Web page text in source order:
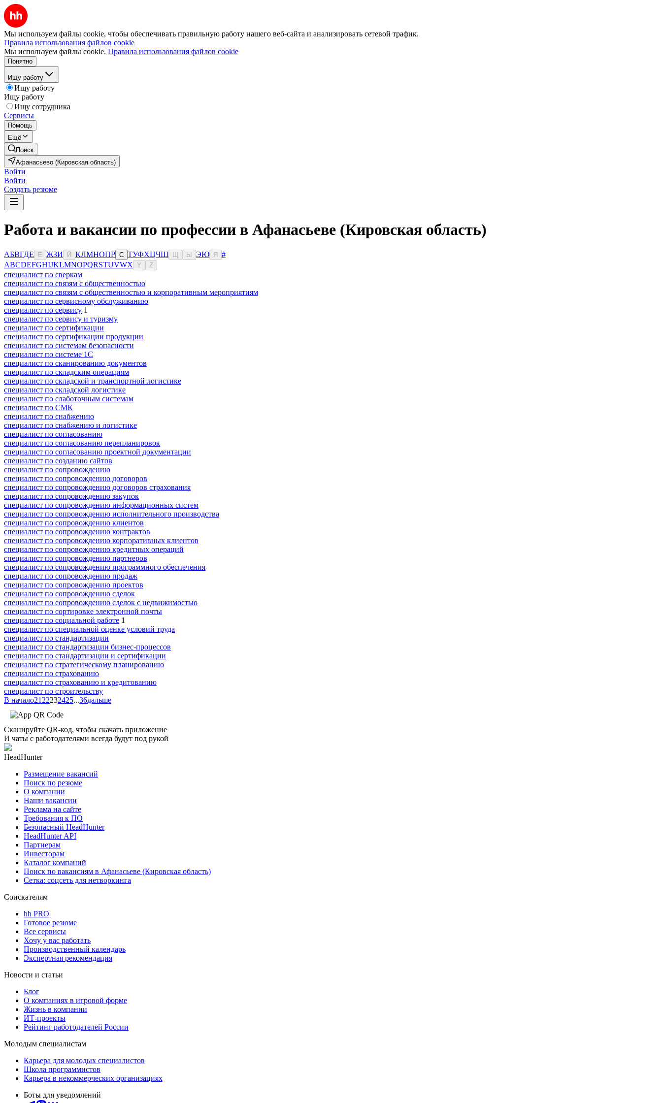
Мы используем файлы cookie, чтобы обеспечивать правильную работу нашего веб-сайта и анализировать сетевой трафик.
Правила использования файлов cookie
Мы используем файлы cookie. Правила использования файлов cookie
Понятно
Ищу работу
Ищу работу
Ищу работу
Ищу сотрудника
Сервисы
Помощь
Ещё
Поиск
Афанасьево (Кировская область)
Войти
Войти
Создать резюме
Работа и вакансии по профессии в Афанасьеве (Кировская область)
АБВГДЕ Ё ЖЗИ Й КЛМНОПР С ТУФХЦЧШ Ы ЭЮ Я
#
ABCDEFGHIJKLMNOPQRSTUVWX Y Z
специалист по сверкам
специалист по связям с общественностью
специалист по связям с общественностью и корпоративным мероприятиям
специалист по сервисному обслуживанию
специалист по сервису 1
специалист по сервису и туризму
специалист по сертификации
специалист по сертификации продукции
специалист по системам безопасности
специалист по системе 1С
специалист по сканированию документов
специалист по складским операциям
специалист по складской и транспортной логистике
специалист по складской логистике
специалист по слаботочным системам
специалист по СМК
специалист по снабжению
специалист по снабжению и логистике
специалист по согласованию
специалист по согласованию перепланировок
специалист по согласованию проектной документации
специалист по созданию сайтов
специалист по сопровождению
специалист по сопровождению договоров
специалист по сопровождению договоров страхования
специалист по сопровождению закупок
специалист по сопровождению информационных систем
специалист по сопровождению исполнительного производства
специалист по сопровождению клиентов
специалист по сопровождению контрактов
специалист по сопровождению корпоративных клиентов
специалист по сопровождению кредитных операций
специалист по сопровождению партнеров
специалист по сопровождению программного обеспечения
специалист по сопровождению продаж
специалист по сопровождению проектов
специалист по сопровождению сделок
специалист по сопровождению сделок с недвижимостью
специалист по сортировке электронной почты
специалист по социальной работе 1
специалист по специальной оценке условий труда
специалист по стандартизации
специалист по стандартизации бизнес-процессов
специалист по стандартизации и сертификации
специалист по стратегическому планированию
специалист по страхованию
специалист по страхованию и кредитованию
специалист по строительству
В начало21 22232425...36дальше
Сканируйте QR-код, чтобы скачать приложение
И чаты с работодателями всегда будут под рукой
HeadHunter
Размещение вакансий
Поиск по резюме
О компании
Наши вакансии
Реклама на сайте
Требования к ПО
Безопасный HeadHunter
HeadHunter API
Партнерам
Инвесторам
Каталог компаний
Поиск по вакансиям в Афанасьеве (Кировская область)
Сетка: соцсеть для нетворкинга
Соискателям
hh PRO
Готовое резюме
Все сервисы
Хочу у вас работать
Производственный календарь
Экспертная рекомендация
Новости и статьи
Блог
О компаниях в игровой форме
Жизнь в компании
ИТ-проекты
Рейтинг работодателей России
Молодым специалистам
Карьера для молодых специалистов
Школа программистов
Карьера в некоммерческих организациях
Боты для уведомлений